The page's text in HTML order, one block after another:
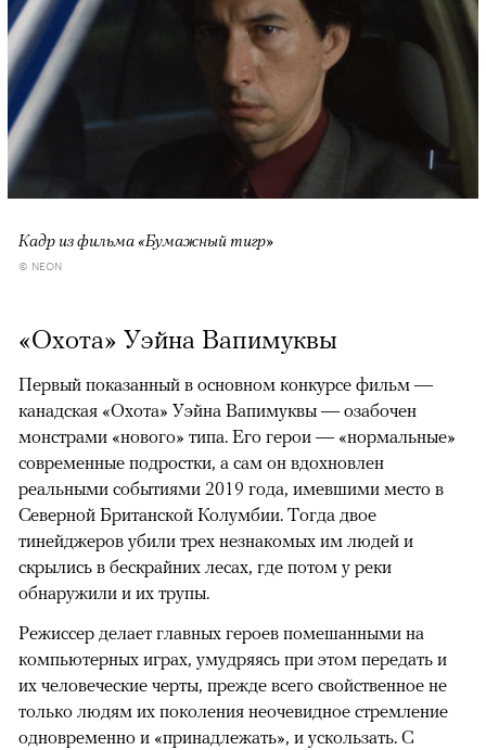
Кадр из фильма «Бумажный тигр»
© NEON
«Охота» Уэйна Вапимуквы
Первый показанный в основном конкурсе фильм —
канадская «Охота» Уэйна Вапимуквы — озабочен
монстрами «нового» типа. Его герои — «нормальные»
современные подростки, а сам он вдохновлен
реальными событиями 2019 года, имевшими место в
Северной Британской Колумбии. Тогда двое
тинейджеров убили трех незнакомых им людей и
скрылись в бескрайних лесах, где потом у реки
обнаружили и их трупы.
Режиссер делает главных героев помешанными на
компьютерных играх, умудряясь при этом передать и
их человеческие черты, прежде всего свойственное не
только людям их поколения неочевидное стремление
одновременно и «принадлежать», и ускользать. С